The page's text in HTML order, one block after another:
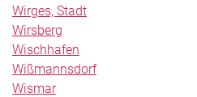
Wirges, Stadt
Wirsberg
Wischhafen
Wißmannsdorf
Wismar